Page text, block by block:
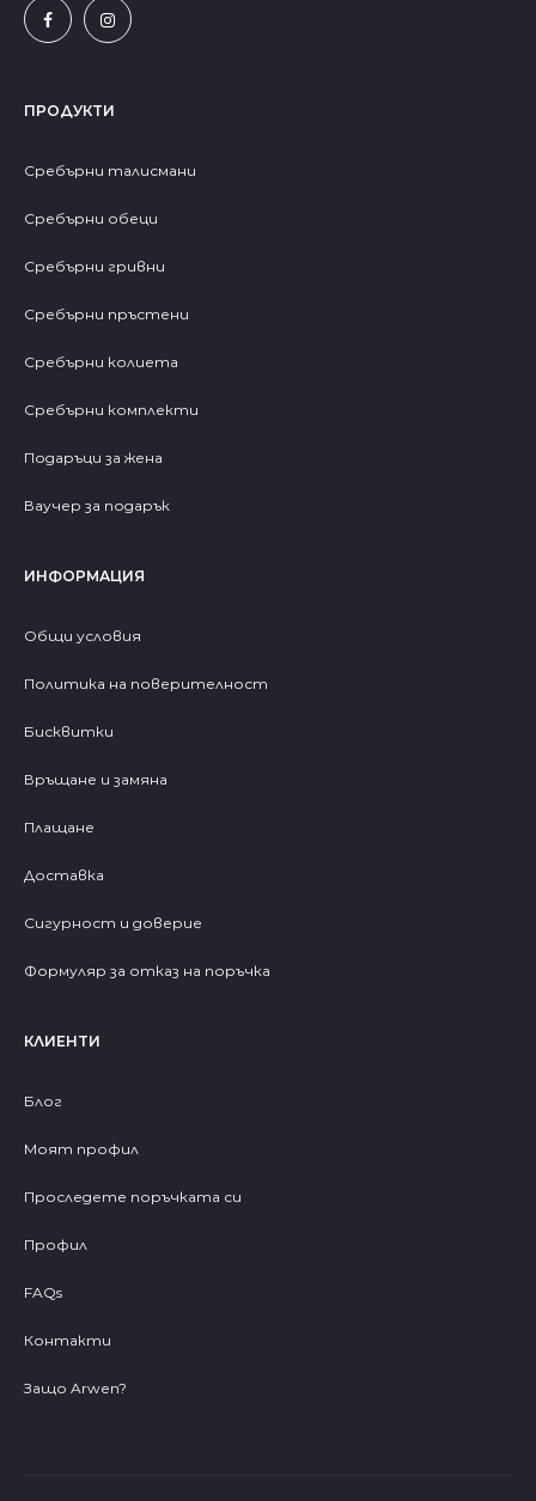
ПРОДУКТИ
Сребърни талисмани
Сребърни обеци
Сребърни гривни
Сребърни пръстени
Сребърни колиета
Сребърни комплекти
Подаръци за жена
Ваучер за подарък
ИНФОРМАЦИЯ
Общи условия
Политика на поверителност
Бисквитки
Връщане и замяна
Плащане
Доставка
Сигурност и доверие
Формуляр за отказ на поръчка
КЛИЕНТИ
Блог
Моят профил
Проследете поръчката си
Профил
FAQs
Контакти
Защо Arwen?